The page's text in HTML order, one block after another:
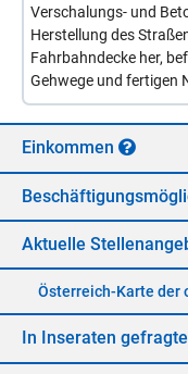
Verschalungs- und
Herstellung des
Fahrbahndecke her,
Gehwege und fertigen
Ein­kom­men
Ak­tu­el­le
Öster­reich-Kar­te der
In In­se­ra­ten